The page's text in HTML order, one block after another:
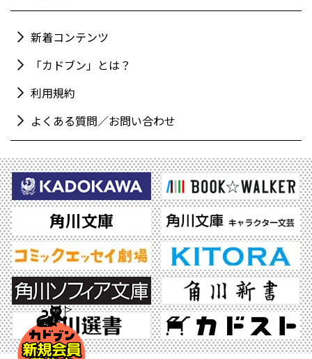
新着コンテンツ
「カドブン」とは？
利用規約
よくある質問／お問い合わせ